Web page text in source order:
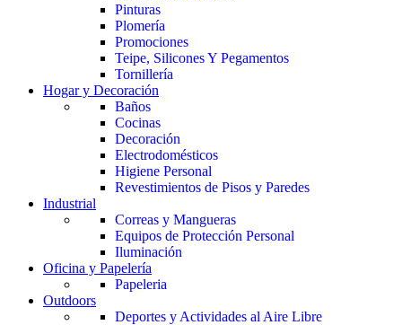
Pinturas
Plomería
Promociones
Teipe, Silicones Y Pegamentos
Tornillería
Hogar y Decoración
Baños
Cocinas
Decoración
Electrodomésticos
Higiene Personal
Revestimientos de Pisos y Paredes
Industrial
Correas y Mangueras
Equipos de Protección Personal
Iluminación
Oficina y Papelería
Papeleria
Outdoors
Deportes y Actividades al Aire Libre